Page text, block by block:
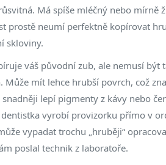
Má spíše mléčný nebo mírně
prostě neumí perfektně kopírovat
skloviny.
váš původní zub, ale nemusí být
Může mít lehce hrubší povrch, což
lepí pigmenty z kávy nebo
vyrobí provizorku přímo v
vypadat trochu „hruběji“
poslal technik z laboratoře.